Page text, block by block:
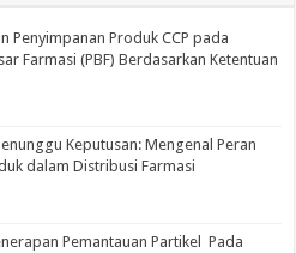
Penyimpanan Produk CCP pada
Farmasi (PBF) Berdasarkan Ketentuan
Keputusan: Mengenal Peran
dalam Distribusi Farmasi
Pemantauan Partikel Pada